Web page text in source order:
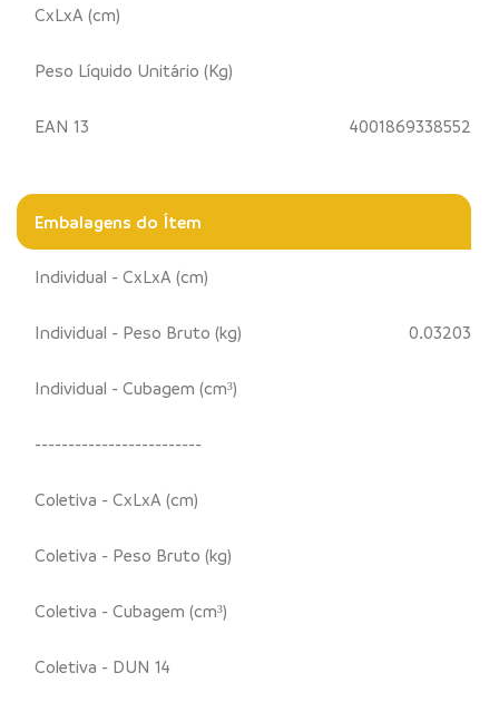
CxLxA (cm)
Peso Líquido Unitário (Kg)
EAN 13 4001869338552
Embalagens do Ítem
Individual - CxLxA (cm)
Individual - Peso Bruto (kg) 0.03203
Individual - Cubagem (cm³)
-------------------------
Coletiva - CxLxA (cm)
Coletiva - Peso Bruto (kg)
Coletiva - Cubagem (cm³)
Coletiva - DUN 14